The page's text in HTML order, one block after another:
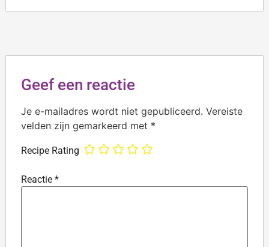
Geef een reactie
Je e-mailadres wordt niet gepubliceerd. Vereiste
velden zijn gemarkeerd met *
Recipe Rating
Reactie *